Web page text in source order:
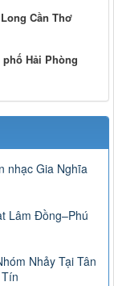
Cần Thơ
Hải Phòng
nhạc Gia Nghĩa
Lâm Đồng–Phú
Nhảy Tại Tân